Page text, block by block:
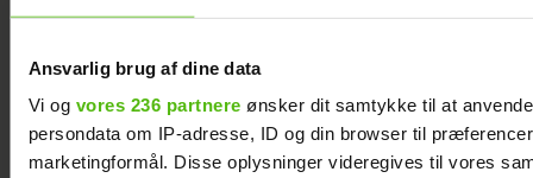
Ansvarlig brug af dine data
Vi og vores 236 partnere ønsker dit samtykke til at
persondata om IP-adresse, ID og din browser til
marketingformål. Disse oplysninger videregives til vores